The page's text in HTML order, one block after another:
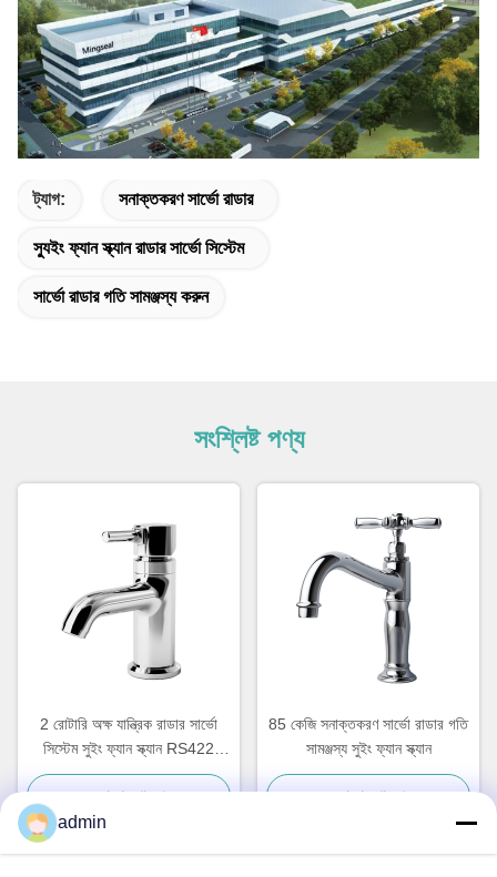
ট্যাগ: সনাক্তকরণ সার্ভো রাডার
স্যুইং ফ্যান স্ক্যান রাডার সার্ভো সিস্টেম
সার্ভো রাডার গতি সামঞ্জস্য করুন
সংশ্লিষ্ট পণ্য
2 রোটারি অক্ষ যান্ত্রিক রাডার সার্ভো
সিস্টেম সুইং ফ্যান স্ক্যান RS422
নিয়ন্ত্রণ
সেরা দাম পান
85 কেজি সনাক্তকরণ সার্ভো রাডার গতি
সামঞ্জস্য সুইং ফ্যান স্ক্যান
সেরা দাম পান
admin